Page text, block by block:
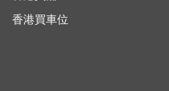
香港買車位